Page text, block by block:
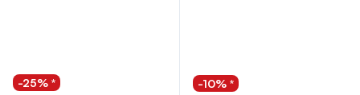
-25% * -10% *